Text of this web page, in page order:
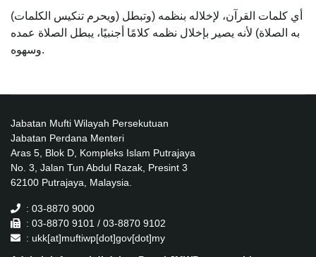
(ويحرم تنكيس الكلمات) أي كلمات القرآن، لإخلاله بنظمه (وتبطل
به الصلاة) لأنه يصير بإخلال نظمه كلامًا أجنبيًا، يبطل الصلاة عمده
وسهوه.
Jabatan Mufti Wilayah Persekutuan
Jabatan Perdana Menteri
Aras 5, Blok D, Kompleks Islam Putrajaya
No. 3, Jalan Tun Abdul Razak, Presint 3
62100 Putrajaya, Malaysia.
: 03-8870 9000
: 03-8870 9101 / 03-8870 9102
: ukk[at]muftiwp[dot]gov[dot]my